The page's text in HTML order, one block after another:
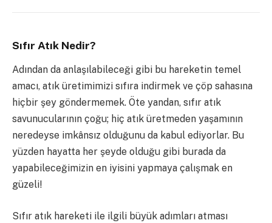
Sıfır Atık Nedir?
Adından da anlaşılabileceği gibi bu hareketin temel
amacı, atık üretimimizi sıfıra indirmek ve çöp sahasına
hiçbir şey göndermemek. Öte yandan, sıfır atık
savunucularının çoğu; hiç atık üretmeden yaşamının
neredeyse imkânsız olduğunu da kabul ediyorlar. Bu
yüzden hayatta her şeyde olduğu gibi burada da
yapabileceğimizin en iyisini yapmaya çalışmak en
güzeli!
Sıfır atık hareketi ile ilgili büyük adımları atması